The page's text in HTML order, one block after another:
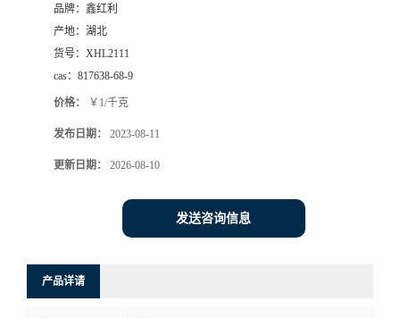
品牌： 鑫红利
产地： 湖北
货号： XHL2111
cas： 817638-68-9
价格： ￥1/千克
发布日期： 2023-08-11
更新日期： 2026-08-10
发送咨询信息
产品详请